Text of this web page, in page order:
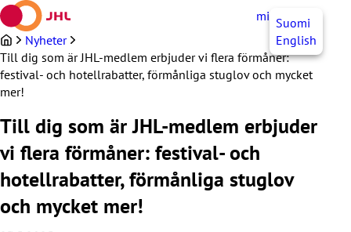
Hoppa
till
innehållet
mittJHL SV
Suomi
English
Nyheter
Till dig som är JHL-medlem erbjuder vi flera förmåner:
festival- och hotellrabatter, förmånliga stuglov och mycket
mer!
Till dig som är JHL-medlem erbjuder
vi flera förmåner: festival- och
hotellrabatter, förmånliga stuglov
och mycket mer!